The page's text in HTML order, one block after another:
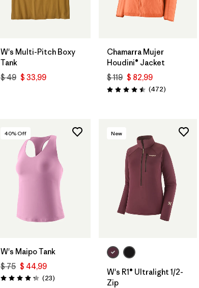
W's Multi-Pitch Boxy
Tank
$ 49 $ 33,99
Chamarra Mujer
Houdini® Jacket
$ 119 $ 82,99
Valoración: 4.5 / 5
(472Comentarios
)
40% Off
W's Maipo Tank
$ 75 $ 44,99
Valoración: 4.3 / 5
(23Comentarios
)
New
W's R1® Ultralight 1/2-
Zip